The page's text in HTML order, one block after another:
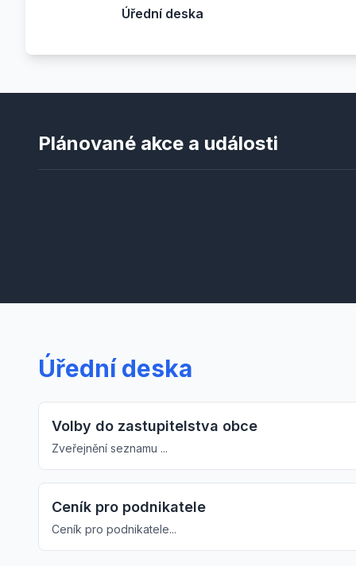
Úřední deska
Plánované akce a události
Úřední deska
Volby do zastupitelstva obce
Zveřejnění seznamu ...
Ceník pro podnikatele
Ceník pro podnikatele...